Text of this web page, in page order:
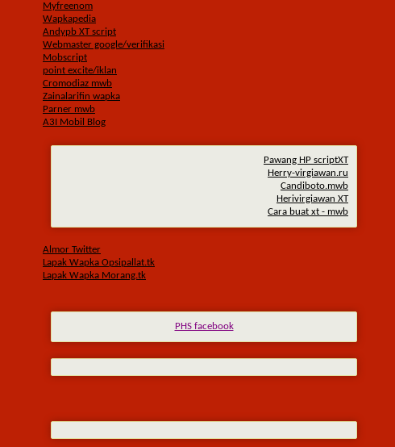
Myfreenom
Wapkapedia
Andypb XT script
Webmaster google/verifikasi
Mobscript
point excite/iklan
Cromodiaz mwb
Zainalarifin wapka
Parner mwb
A3I Mobil Blog
Pawang HP scriptXT
Herry-virgiawan.ru
Candiboto.mwb
Herivirgiawan XT
Cara buat xt - mwb
Almor Twitter
Lapak Wapka Opsipallat.tk
Lapak Wapka Morang.tk
PHS facebook